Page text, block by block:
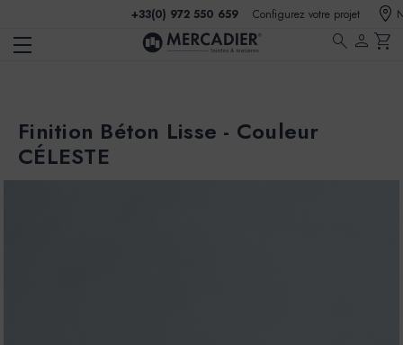
+33(0) 972 550 659 Configurez votre projet
search person shopping_cart
Finition Béton Lisse - Couleur
CÉLESTE